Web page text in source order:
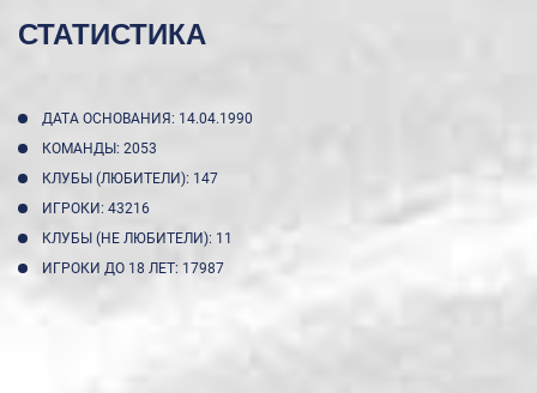
СТАТИСТИКА
ДАТА ОСНОВАНИЯ: 14.04.1990
КОМАНДЫ: 2053
КЛУБЫ (ЛЮБИТЕЛИ): 147
ИГРОКИ: 43216
КЛУБЫ (НЕ ЛЮБИТЕЛИ): 11
ИГРОКИ ДО 18 ЛЕТ: 17987